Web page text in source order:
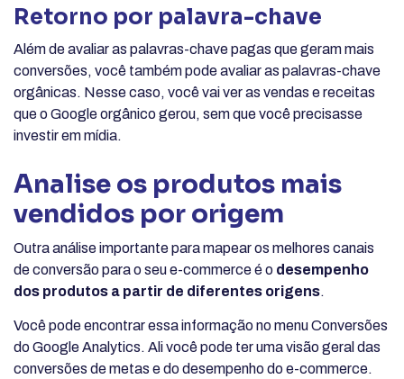
Retorno por palavra-chave
Além de avaliar as palavras-chave pagas que geram mais
conversões, você também pode avaliar as palavras-chave
orgânicas. Nesse caso, você vai ver as vendas e receitas
que o Google orgânico gerou, sem que você precisasse
investir em mídia.
Analise os produtos mais
vendidos por origem
Outra análise importante para mapear os melhores canais
de conversão para o seu e-commerce é o desempenho
dos produtos a partir de diferentes origens.
Você pode encontrar essa informação no menu Conversões
do Google Analytics. Ali você pode ter uma visão geral das
conversões de metas e do desempenho do e-commerce.